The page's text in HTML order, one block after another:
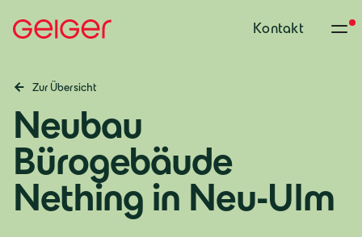
Kontakt
Zur Übersicht
Neubau
Bürogebäude
Nething in Neu-Ulm